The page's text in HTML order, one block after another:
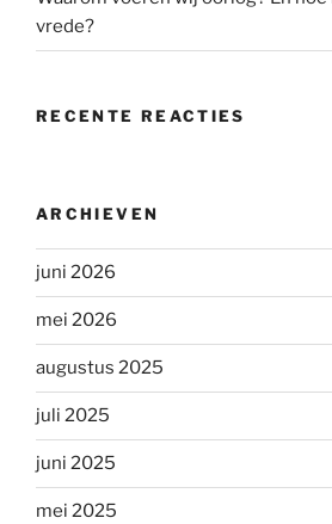
vrede?
RECENTE REACTIES
ARCHIEVEN
juni 2026
mei 2026
augustus 2025
juli 2025
juni 2025
mei 2025